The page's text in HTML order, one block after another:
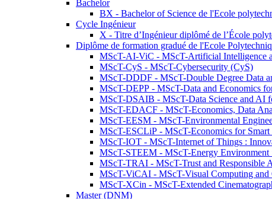
Bachelor
BX - Bachelor of Science de l'Ecole
Cycle Ingénieur
X - Titre d’Ingénieur diplômé de l’École
Diplôme de formation gradué de l'Ecole
MScT-AI-ViC - MScT-Artificial Intelligence
MScT-CyS - MScT-Cybersecurity (CyS)
MScT-DDDF - MScT-Double Degree Data
MScT-DEPP - MScT-Data and Economics
MScT-DSAIB - MScT-Data Science and AI
MScT-EDACF - MScT-Economics, Data
MScT-EESM - MScT-Environmental
MScT-ESCLiP - MScT-Economics for
MScT-IOT - MScT-Internet of Things :
MScT-STEEM - MScT-Energy Environment
MScT-TRAI - MScT-Trust and Responsible
MScT-ViCAI - MScT-Visual Computing and
MScT-XCin - MScT-Extended
Master (DNM)